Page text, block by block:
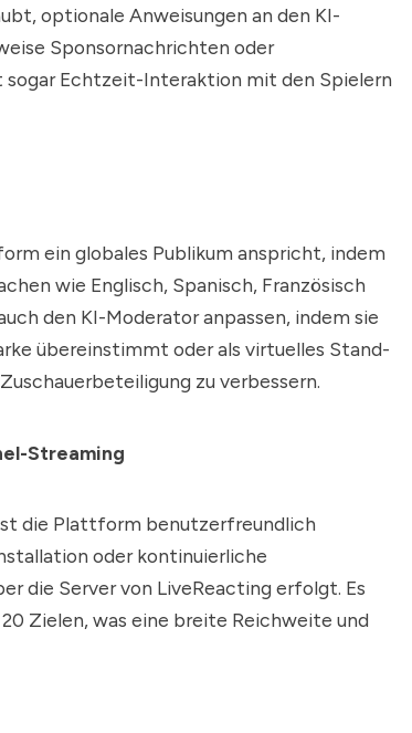
optionale Anweisungen an den KI-
Sponsornachrichten oder
sogar Echtzeit-Interaktion mit den Spielern
ein globales Publikum anspricht, indem
wie Englisch, Spanisch, Französisch
den KI-Moderator anpassen, indem sie
übereinstimmt oder als virtuelles Stand-
zu verbessern.
Streaming
die Plattform benutzerfreundlich
oder kontinuierliche
die Server von LiveReacting erfolgt. Es
Zielen, was eine breite Reichweite und